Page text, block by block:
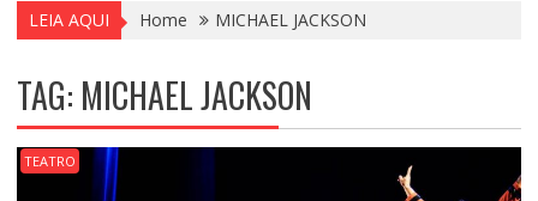
LEIA AQUI Home MICHAEL JACKSON
TAG: MICHAEL JACKSON
TEATRO